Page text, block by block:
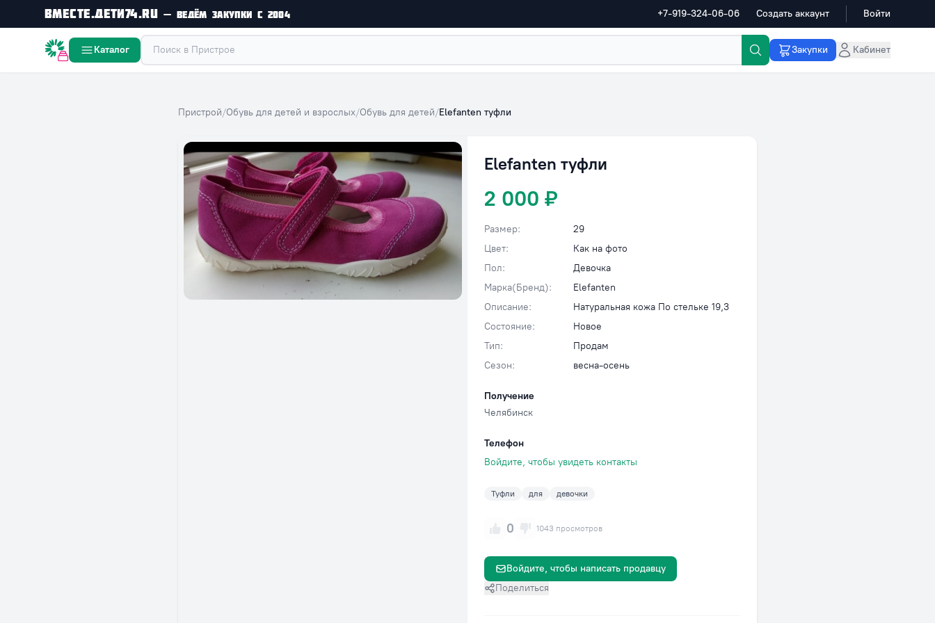
Вместе.Дети74.ru — ведём закупки с 2004 +7-919-324-06-06 Создать аккаунт Войти
Вместе дешевле
Каталог Закупки Кабинет
Пристрой/Обувь для детей и взрослых/Обувь для детей/Elefanten туфли
Elefanten туфли
2 000 ₽
Размер:
29
Цвет:
Как на фото
Пол:
Девочка
Марка(Бренд):
Elefanten
Описание:
Натуральная кожа По стельке 19,3
Состояние:
Новое
Тип:
Продам
Сезон:
весна-осень
Получение
Челябинск
Телефон
Войдите, чтобы увидеть контакты
Туфли для девочки
0 1043 просмотров
Поделиться
Войдите, чтобы написать продавцу